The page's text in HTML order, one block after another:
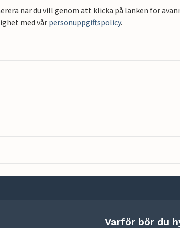
när du vill genom att klicka på länken för
med vårpersonuppgiftspolicy.
Varför bör du